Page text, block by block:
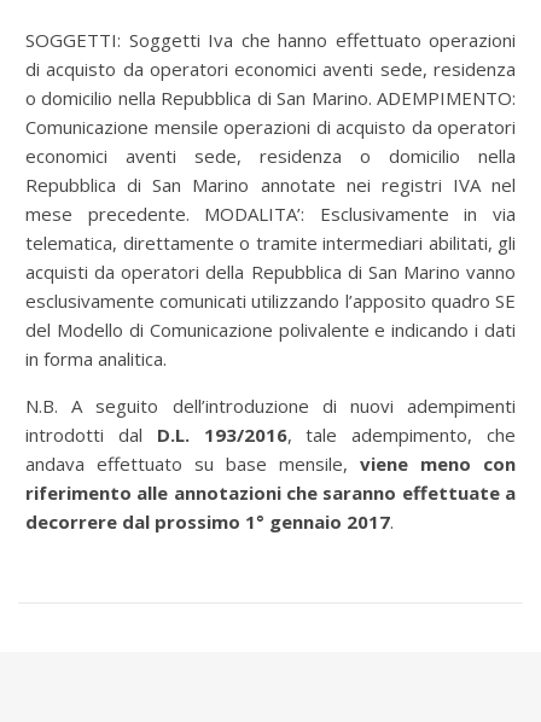
SOGGETTI: Soggetti Iva che hanno effettuato operazioni
di acquisto da operatori economici aventi sede, residenza
o domicilio nella Repubblica di San Marino. ADEMPIMENTO:
Comunicazione mensile operazioni di acquisto da operatori
economici aventi sede, residenza o domicilio nella
Repubblica di San Marino annotate nei registri IVA nel
mese precedente. MODALITA’: Esclusivamente in via
telematica, direttamente o tramite intermediari abilitati, gli
acquisti da operatori della Repubblica di San Marino vanno
esclusivamente comunicati utilizzando l’apposito quadro SE
del Modello di Comunicazione polivalente e indicando i dati
in forma analitica.
N.B. A seguito dell’introduzione di nuovi adempimenti
introdotti dal D.L. 193/2016, tale adempimento, che
andava effettuato su base mensile, viene meno con
riferimento alle annotazioni che saranno effettuate a
decorrere dal prossimo 1° gennaio 2017.